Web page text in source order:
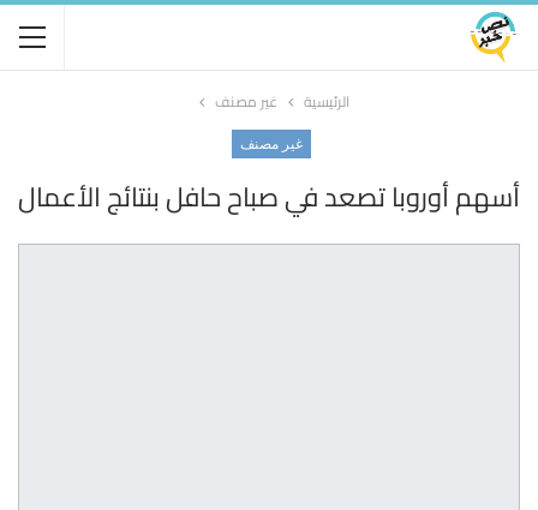
الرئيسية غير مصنف
غير مصنف
أسهم أوروبا تصعد في صباح حافل بنتائج الأعمال